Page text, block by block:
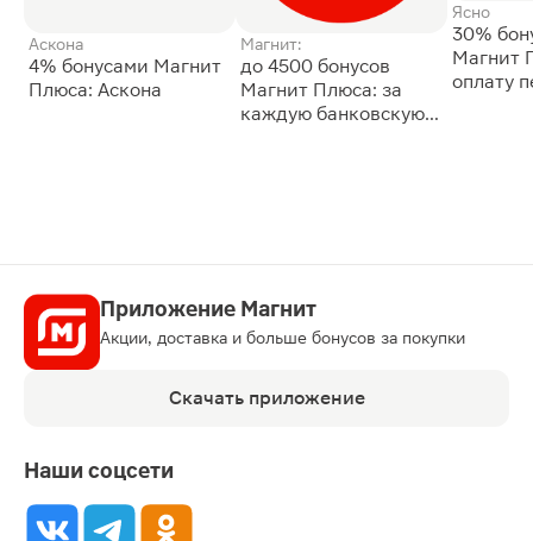
Аскона
4% бонусами Магнит
Плюса: Аскона
Магнит:
до 4500 бонусов
Магнит Плюса: за
каждую банковскую
Ясно
30%
Магнит
оплату
Приложение Магнит
Акции, доставка и больше бонусов за покупки
Скачать приложение
Наши соцсети